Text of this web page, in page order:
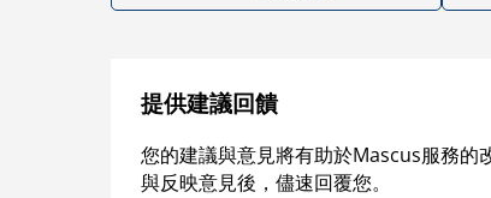
提供建議回饋
您的建議與意見將有助於Mascus服務的
與反映意見後，儘速回覆您。